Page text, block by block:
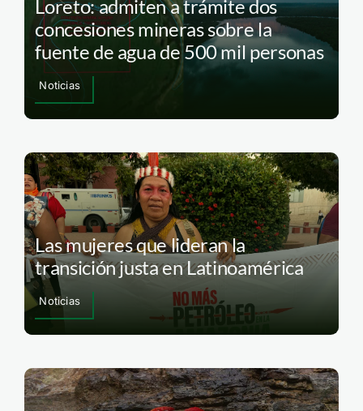
Loreto: admiten a trámite dos
concesiones mineras sobre la
fuente de agua de 500 mil personas
Noticias
Las mujeres que lideran la
transición justa en Latinoamérica
Noticias